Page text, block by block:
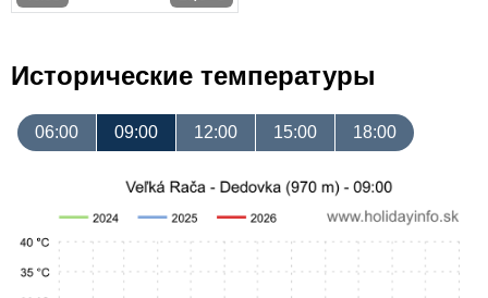
Исторические температуры
06:00 09:00 12:00 15:00 18:00